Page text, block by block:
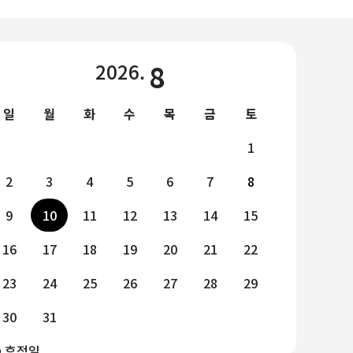
2026. 8
일 월 화 수 목 금
토
1
2
3 4 5 6 7
8
9
10 11 12 13 14
15
16
17 18 19 20 21
22
23
24 25 26 27 28
29
30
31